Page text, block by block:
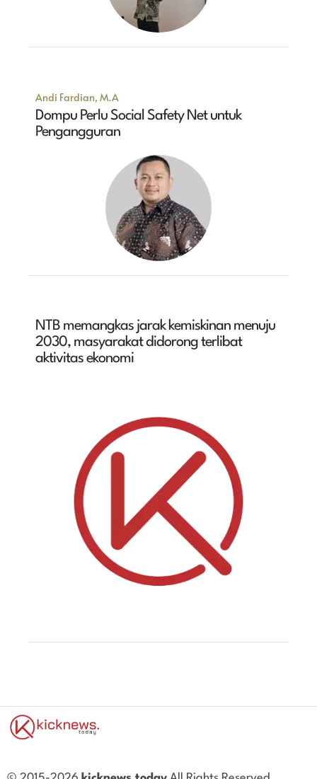
Andi Fardian, M.A
Dompu Perlu Social Safety Net untuk
Pengangguran
NTB memangkas jarak kemiskinan menuju
2030, masyarakat didorong terlibat
aktivitas ekonomi